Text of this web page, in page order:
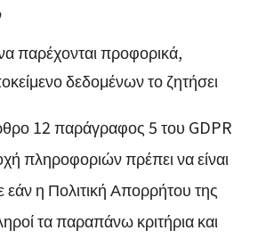
παρέχονται προφορικά,
δεδομένων το ζητήσει
12 παράγραφος 5 του GDPR
πληροφοριών πρέπει να είναι
η Πολιτική Απορρήτου της
τα παραπάνω κριτήρια και